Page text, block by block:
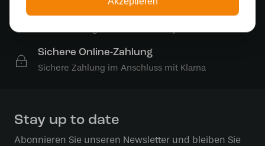
Kostenlose Lichtquellen
Sichere Online-Zahlung
Sichere Zahlung im Anschluss mit Klarna
Stay up to date
Abonnieren Sie unseren Newsletter und bleiben Sie